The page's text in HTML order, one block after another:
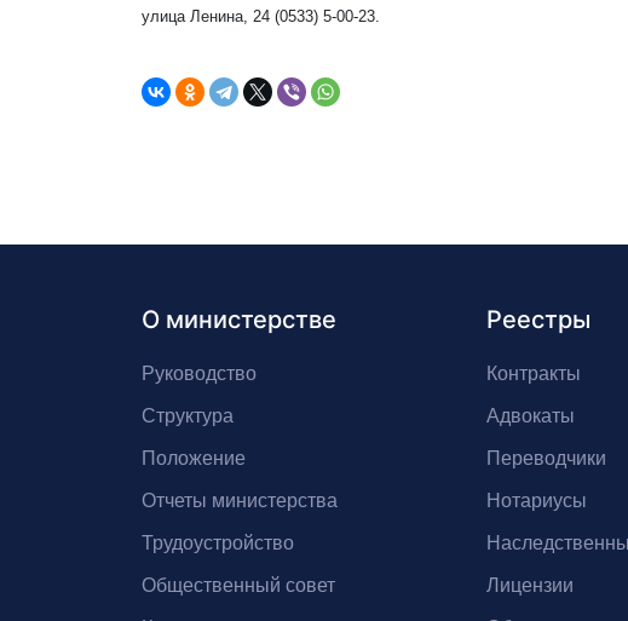
улица Ленина, 24 (0533) 5-00-23.
О министерстве
Руководство
Структура
Положение
Отчеты министерства
Трудоустройство
Общественный совет
Реестры
Контракты
Адвокаты
Переводчики
Нотариусы
Лицензии